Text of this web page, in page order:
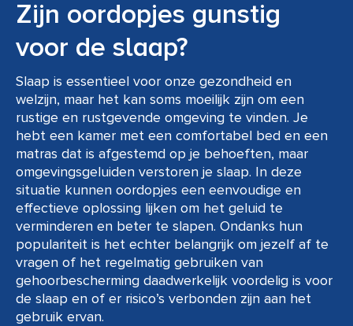
Zijn oordopjes gunstig
voor de slaap?
Slaap is essentieel voor onze gezondheid en
welzijn, maar het kan soms moeilijk zijn om een
rustige en rustgevende omgeving te vinden. Je
hebt een kamer met een comfortabel bed en een
matras dat is afgestemd op je behoeften, maar
omgevingsgeluiden verstoren je slaap. In deze
situatie kunnen oordopjes een eenvoudige en
effectieve oplossing lijken om het geluid te
verminderen en beter te slapen. Ondanks hun
populariteit is het echter belangrijk om jezelf af te
vragen of het regelmatig gebruiken van
gehoorbescherming daadwerkelijk voordelig is voor
de slaap en of er risico’s verbonden zijn aan het
gebruik ervan.